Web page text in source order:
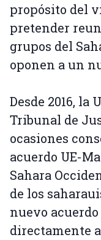
propósito del
pretender
grupos del
oponen a un
Desde 2016, la
Tribunal de
ocasiones
acuerdo UE-
Sahara
de los
nuevo
directamente